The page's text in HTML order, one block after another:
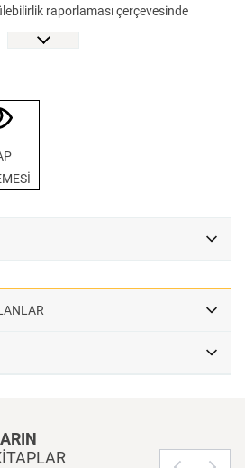
raporlaması çerçevesinde
duydukları bilgileri net, anlaşılır ve
S1 ve S2’ye, emisyon
ilkelerine kadar geniş bir içerik
sürdürülebilirlik raporlarını doğru,
için gerekli teorik
ve dünyadan örnek olaylar ve vaka
iş birliği ile hazırlanan bu eser,
ve uygulamalı çözümler üretmek
dünya inşa etme yolunda atılan bu